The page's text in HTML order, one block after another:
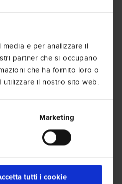
e per analizzare il
partner che si occupano
che ha fornito loro o
utilizzare il nostro sito web.
Marketing
tutti i cookie